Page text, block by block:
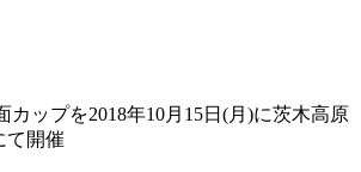
カップを2018年10月15日(月)に茨木高原
て開催